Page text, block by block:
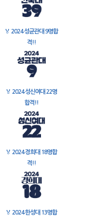
🏅 2024 성균관대 9명합
격!!
🏅 2024 성신여대 22명
합격!!
🏅 2024 경희대 18명합
격!!
🏅 2024 한성대 13명합